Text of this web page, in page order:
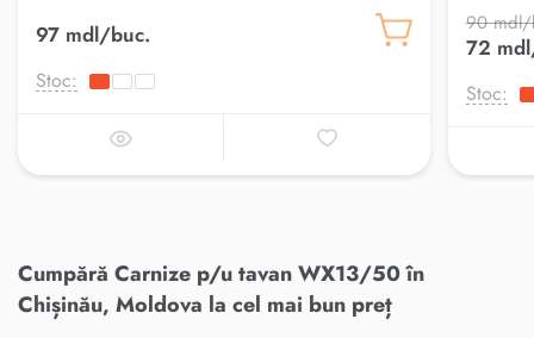
97 mdl/buc.
Stoc:
90
72
Stoc:
Cumpără Carnize p/u tavan WX13/50 în
Chișinău, Moldova la cel mai bun preț